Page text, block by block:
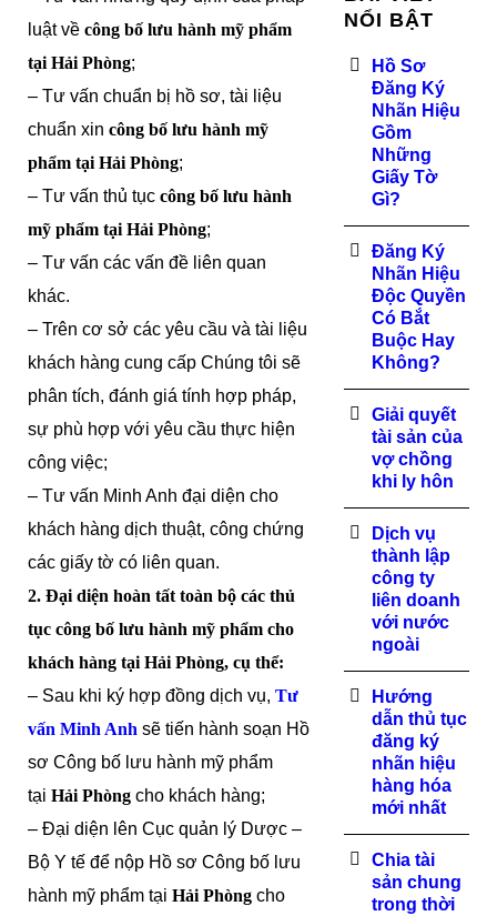
luật về công bố lưu hành mỹ phẩm
tại Hải Phòng;
– Tư vấn chuẩn bị hồ sơ, tài liệu
chuẩn xin công bố lưu hành mỹ
phẩm tại Hải Phòng;
– Tư vấn thủ tục công bố lưu hành
mỹ phẩm tại Hải Phòng;
– Tư vấn các vấn đề liên quan
khác.
– Trên cơ sở các yêu cầu và tài liệu
khách hàng cung cấp Chúng tôi sẽ
phân tích, đánh giá tính hợp pháp,
sự phù hợp với yêu cầu thực hiện
công việc;
– Tư vấn Minh Anh đại diện cho
khách hàng dịch thuật, công chứng
các giấy tờ có liên quan.
2. Đại diện hoàn tất toàn bộ các thủ
tục công bố lưu hành mỹ phẩm cho
khách hàng tại Hải Phòng, cụ thể:
– Sau khi ký hợp đồng dịch vụ, Tư
vấn Minh Anh sẽ tiến hành soạn Hồ
sơ Công bố lưu hành mỹ phẩm
tại Hải Phòng cho khách hàng;
– Đại diện lên Cục quản lý Dược –
Bộ Y tế để nộp Hồ sơ Công bố lưu
hành mỹ phẩm tại Hải Phòng cho
NỔI BẬT
Hồ Sơ
Đăng Ký
Nhãn Hiệu
Gồm
Những
Giấy Tờ
Gì?
Đăng Ký
Nhãn Hiệu
Độc Quyền
Có Bắt
Buộc Hay
Không?
Giải quyết
tài sản của
vợ chồng
khi ly hôn
Dịch vụ
thành lập
công ty
liên doanh
với nước
ngoài
Hướng
dẫn thủ tục
đăng ký
nhãn hiệu
hàng hóa
mới nhất
Chia tài
sản chung
trong thời